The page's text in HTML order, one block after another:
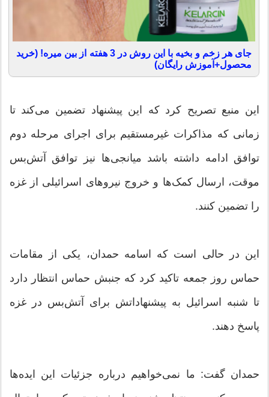
جای هر زخم و بخیه با این روش در 3 هفته از بین میره! (خرید
محصول+آموزش رایگان)
این منبع تصریح کرد که این پیشنهاد تضمین می‌کند تا
زمانی که مذاکرات غیرمستقیم برای اجرای مرحله دوم
توافق ادامه داشته باشد میانجی‌ها نیز توافق آتش‌بس
موقت، ارسال کمک‌ها و خروج نیروهای اسرائیلی از غزه
را تضمین کنند.
این در حالی است که اسامه حمدان، یکی از مقامات
حماس روز جمعه تاکید کرد که جنبش حماس انتظار دارد
تا شنبه اسرائیل به پیشنهاداتش برای آتش‌بس در غزه
پاسخ دهند.
حمدان گفت: ما نمی‌خواهیم درباره جزئیات این ایده‌ها